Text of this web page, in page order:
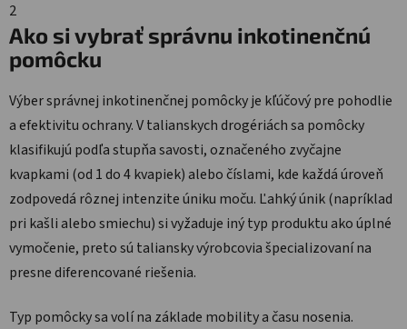
2
Ako si vybrať správnu inkotinenčnú
pomôcku
Výber správnej inkotinenčnej pomôcky je kľúčový pre pohodlie
a efektivitu ochrany. V talianskych drogériách sa pomôcky
klasifikujú podľa stupňa savosti, označeného zvyčajne
kvapkami (od 1 do 4 kvapiek) alebo číslami, kde každá úroveň
zodpovedá rôznej intenzite úniku moču. Ľahký únik (napríklad
pri kašli alebo smiechu) si vyžaduje iný typ produktu ako úplné
vymočenie, preto sú taliansky výrobcovia špecializovaní na
presne diferencované riešenia.
Typ pomôcky sa volí na základe mobility a času nosenia.